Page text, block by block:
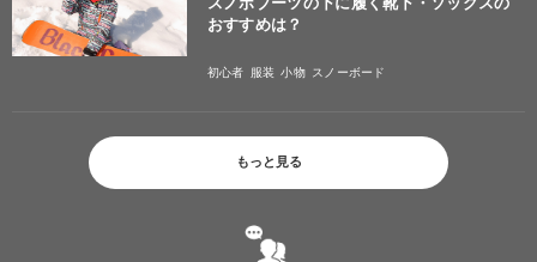
おすすめは？
初心者 服装 小物 スノーボード
もっと見る